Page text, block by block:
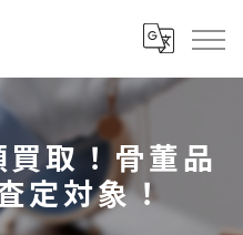
取！骨董品
定対象！